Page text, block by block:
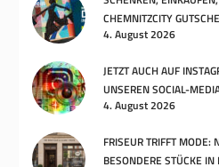
CHEMNITZCITY
4. August 2026
JETZT AUCH AUF
UNSEREN SOCIAL-
4. August 2026
FRISEUR TRIFFT MODE:
BESONDERE STÜCKE